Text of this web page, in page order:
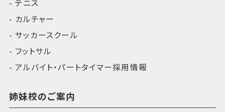
テニス
カルチャー
サッカースクール
フットサル
アルバイト・パートタイマー採用情報
姉妹校のご案内